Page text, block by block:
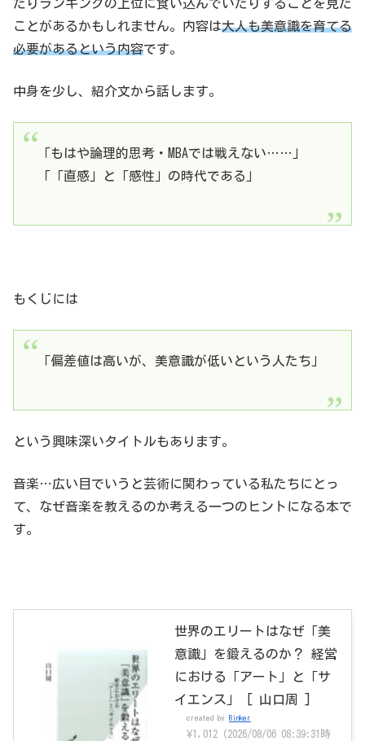
たりランキングの上位に食い込んでいたりすることを見た
ことがあるかもしれません。内容は大人も美意識を育てる
必要があるという内容です。
中身を少し、紹介文から話します。
「もはや論理的思考・MBAでは戦えない……」
「「直感」と「感性」の時代である」
もくじには
「偏差値は高いが、美意識が低いという人たち」
という興味深いタイトルもあります。
音楽…広い目でいうと芸術に関わっている私たちにとっ
て、なぜ音楽を教えるのか考える一つのヒントになる本で
す。
世界のエリートはなぜ「美
意識」を鍛えるのか？ 経営
における「アート」と「サ
イエンス」 [ 山口周 ]
created by Rinker
¥1,012
(2026/08/06 08:39:31時